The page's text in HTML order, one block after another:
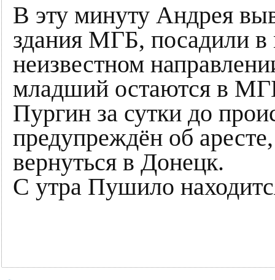
В эту минуту Андрея
здания МГБ, посадили
неизвестном
младший остаются в
Пургин за сутки до
предупреждён об
вернуться в Донецк.
С утра Пушило